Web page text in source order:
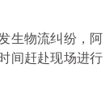
生物流纠纷，阿
间赶赴现场进行